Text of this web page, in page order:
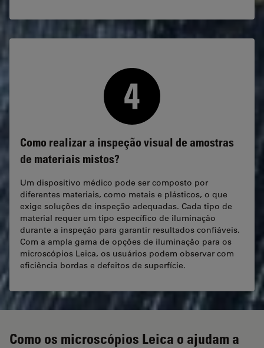
Como realizar a inspeção visual de amostras
de materiais mistos?
Um dispositivo médico pode ser composto por
diferentes materiais, como metais e plásticos, o que
exige soluções de inspeção adequadas. Cada tipo de
material requer um tipo específico de iluminação
durante a inspeção para garantir resultados confiáveis.
Com a ampla gama de opções de iluminação para os
microscópios Leica, os usuários podem observar com
eficiência bordas e defeitos de superfície.
Como os microscópios Leica o ajudam a